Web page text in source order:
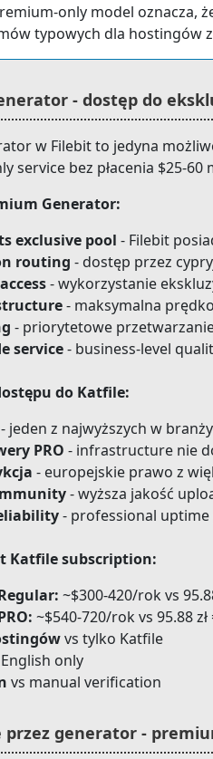
only model oznacza,
typowych dla hostingów
- dostęp do
w Filebit to jedyna
service bez płacenia $25-60
Generator:
exclusive pool - Filebit
routing - dostęp przez
- wykorzystanie
- maksymalna
- priorytetowe
service- business-level
do Katfile:
- jeden z najwyższych w branży
PRO - infrastructure nie
- europejskie prawo z
- wyższa jakość
- professional
Katfile subscription:
~$300-420/rok vs
~$540-720/rok vs 95.88 zł
vs tylko Katfile
only
vs manual verification
przez generator -